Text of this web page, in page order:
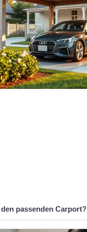
passenden Carport?